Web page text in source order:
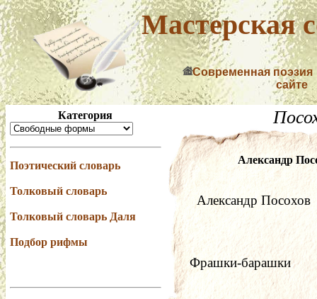
Мастерская
Современная поэзия
сайте
Категория
Поэтический словарь
Толковый словарь
Толковый словарь Даля
Подбор рифмы
Александр
  Александр Посохов
Фрашки-барашки